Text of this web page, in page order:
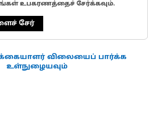
உபகரணத்தைச் சேர்க்கவும்.
சேர்
விலையைப் பார்க்க
உள்நுழையவும்